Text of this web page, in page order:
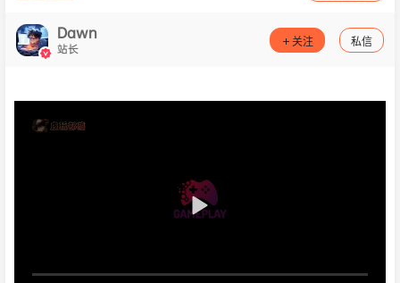
Dawn
站长 关注 私信